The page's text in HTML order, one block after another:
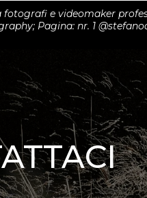
e videomaker
Pagina: nr. 1